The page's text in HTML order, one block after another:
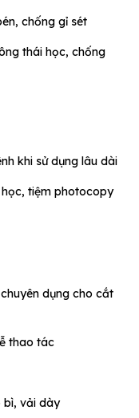
chống gỉ sét
thái học, chống
khi sử dụng lâu dài
tiệm photocopy
dụng cho cắt
thao tác
bì, vải dày